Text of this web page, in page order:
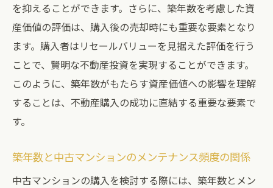
中古マンション購入時の重要なチェックポ
イント
チェックリストを活用した失敗しない不動
産購入法
賢い不動産購入のための中古マンション事前調
査のすすめ
響
を抑えることができます。さらに、築年数を考慮した資
産価値の評価は、購入後の売却時にも重要な要素となり
ます。購入者はリセールバリューを見据えた評価を行う
ことで、賢明な不動産投資を実現することができます。
このように、築年数がもたらす資産価値への影響を理解
することは、不動産購入の成功に直結する重要な要素で
す。
築年数と中古マンションのメンテナンス頻度の関係
中古マンションの購入を検討する際には、築年数とメン